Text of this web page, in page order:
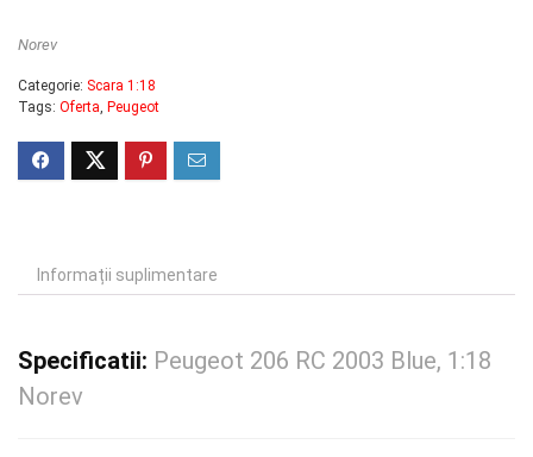
Norev
Categorie: Scara 1:18
Tags: Oferta, Peugeot
Informații suplimentare
Specificatii: Peugeot 206 RC 2003 Blue, 1:18
Norev